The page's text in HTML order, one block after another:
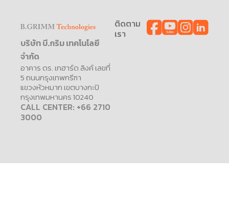
บริษัท บี.กริม เทคโนโลยี
จำกัด
อาคาร ดร. เกฮาร์ด ลิงค์ เลขที่
5 ถนนกรุงเทพกรีฑา
แขวงหัวหมาก เขตบางกะปิ
กรุงเทพมหานคร 10240
CALL CENTER: +66 2710
3000
ติดตาม
เรา